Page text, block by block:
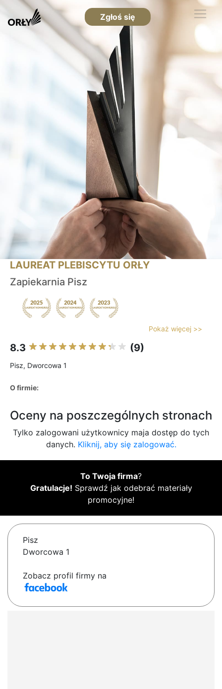
Zgłoś się
LAUREAT PLEBISCYTU ORŁY
Zapiekarnia Pisz
Pokaż więcej >>
8.3 (9)
Pisz, Dworcowa 1
O firmie:
Oceny na poszczególnych stronach
Tylko zalogowani użytkownicy maja dostęp do tych
danych. Kliknij, aby się zalogować.
To Twoja firma?
Gratulacje! Sprawdź jak odebrać materiały
promocyjne!
Pisz
Dworcowa 1
Zobacz profil firmy na